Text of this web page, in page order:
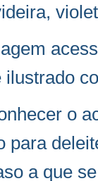
o
para
a que